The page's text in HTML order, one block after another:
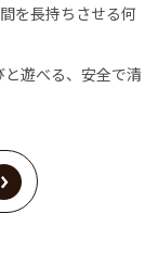
を長持ちさせる何
遊べる、安全で清